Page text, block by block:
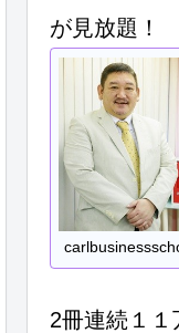
が見放題！
2冊連続１